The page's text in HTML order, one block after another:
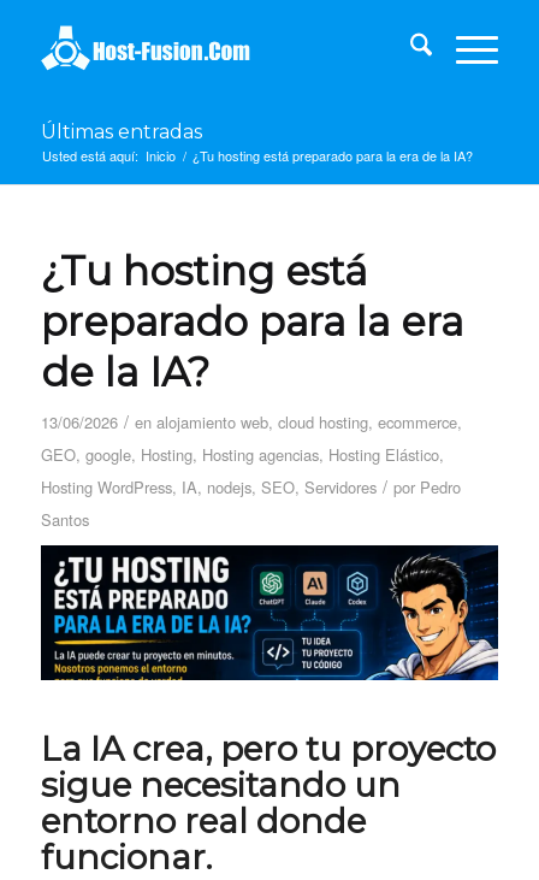
Últimas entradas
Usted está aquí: Inicio / ¿Tu hosting está preparado para la era de la IA?
¿Tu hosting está
preparado para la era
de la IA?
13/06/2026 / en alojamiento web, cloud hosting, ecommerce,
GEO, google, Hosting, Hosting agencias, Hosting Elástico,
Hosting WordPress, IA, nodejs, SEO, Servidores / por Pedro
Santos
La IA crea, pero tu proyecto
sigue necesitando un
entorno real donde
funcionar.